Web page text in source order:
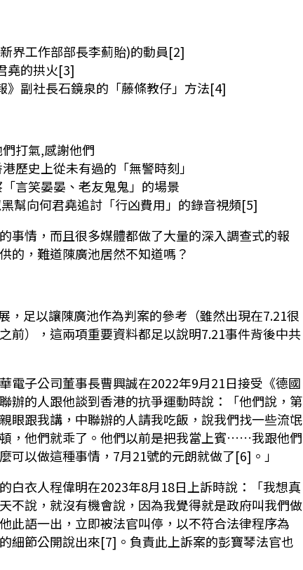
界工作部部長李薊貽)的動員[2]
堯的拱火[3]
》副社長石鏡泉的「藤條教仔」方法[4]
打氣,感謝他們
歷史上從未有過的「無警時刻」
言笑晏晏、老友鬼鬼」的場景
幫向何君堯追討「行凶費用」的錄音視頻[5]
事情，而且很多媒體都做了大量的深入調查式的報
的，難道陳廣池居然不知道嗎？
，足以讓陳廣池作為判案的參考（雖然出現在7.21很
前），這兩項重要資料都足以說明7.21事件背後中共
電子公司董事長曹興誠在2022年9月21日接受《德國
辦的人跟他談到香港的抗爭運動時說：「他們說，第
眼跟我講，中聯辦的人請我吃飯，說我們找一些流氓
，他們就乖了。他們以前是把我當上賓……我跟他們
可以做這種事情，7月21號的元朗就做了[6]。」
白衣人程偉明在2023年8月18日上訴時說：「我想真
不說，就沒有機會說，因為我覺得就是政府叫我們做
此語一出，立即被法官叫停，以不符合法律程序為
細節公開說出來[7]。負責此上訴案的彭寶琴法官也